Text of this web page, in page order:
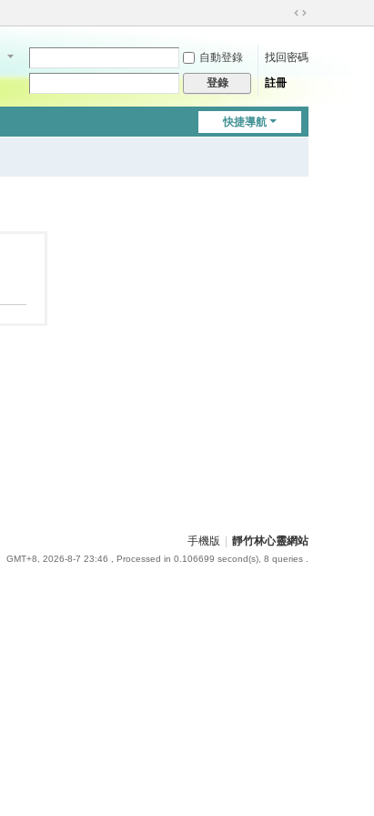
切
到
自動登錄
找回密碼
登錄 註冊
快捷導航
手機版 靜竹林心靈網站
GMT+8, 2026-8-7 23:46 , Processed in 0.106699 second(s), 8 queries .